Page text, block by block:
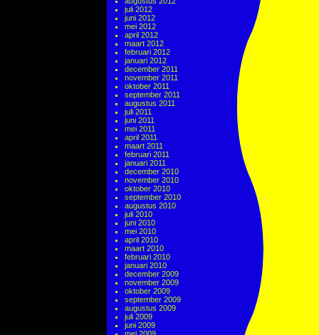
juli 2012
juni 2012
mei 2012
april 2012
maart 2012
februari 2012
januari 2012
december 2011
november 2011
oktober 2011
september 2011
augustus 2011
juli 2011
juni 2011
mei 2011
april 2011
maart 2011
februari 2011
januari 2011
december 2010
november 2010
oktober 2010
september 2010
augustus 2010
juli 2010
juni 2010
mei 2010
april 2010
maart 2010
februari 2010
januari 2010
december 2009
november 2009
oktober 2009
september 2009
augustus 2009
juli 2009
juni 2009